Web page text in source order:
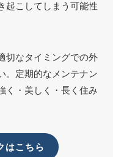
起こしてしまう可能性
切なタイミングでの外
。定期的なメンテナン
く・美しく・長く住み
はこちら